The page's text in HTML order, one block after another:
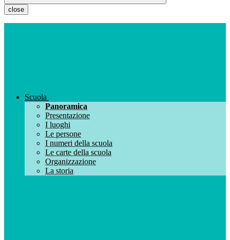
close
Scuola
Panoramica
Presentazione
I luoghi
Le persone
I numeri della scuola
Le carte della scuola
Organizzazione
La storia